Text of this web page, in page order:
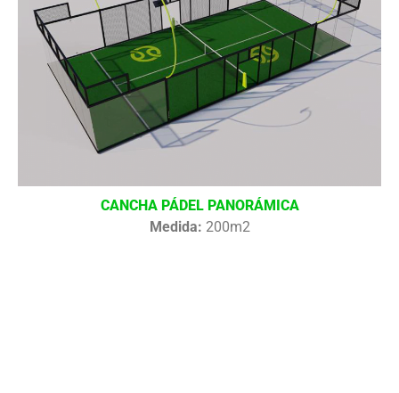
CANCHA PÁDEL PANORÁMICA
Medida: 200m2